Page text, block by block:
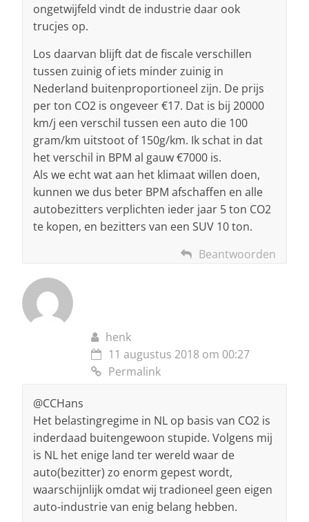
ongetwijfeld vindt de industrie daar ook
trucjes op.
Los daarvan blijft dat de fiscale verschillen
tussen zuinig of iets minder zuinig in
Nederland buitenproportioneel zijn. De prijs
per ton CO2 is ongeveer €17. Dat is bij 20000
km/j een verschil tussen een auto die 100
gram/km uitstoot of 150g/km. Ik schat in dat
het verschil in BPM al gauw €7000 is.
Als we echt wat aan het klimaat willen doen,
kunnen we dus beter BPM afschaffen en alle
autobezitters verplichten ieder jaar 5 ton CO2
te kopen, en bezitters van een SUV 10 ton.
Beantwoorden
henk
11 augustus 2018 om 00:27
Permalink
@CCHans
Het belastingregime in NL op basis van CO2 is
inderdaad buitengewoon stupide. Volgens mij
is NL het enige land ter wereld waar de
auto(bezitter) zo enorm gepest wordt,
waarschijnlijk omdat wij tradioneel geen eigen
auto-industrie van enig belang hebben.